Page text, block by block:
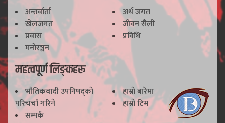
अन्तर्वार्ता
अर्थ जगत
खेलजगत
जीवन सैली
प्रवास
प्रविधि
मनोरञ्जन
महत्वपूर्ण लिङ्कहरू
भाैतिकवादी उपनिषद्काे
परिचर्चा गरिने
हाम्राे बारेमा
हाम्राे टिम
सम्पर्क